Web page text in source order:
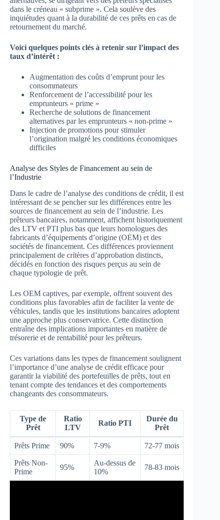
dans le créneau « subprime ». Cela soulève des
inquiétudes quant à la durabilité de ces prêts en cas de
retournement du marché.
Voici quelques points clés à retenir sur l’impact des
taux d’intérêt :
Augmentation des coûts d’emprunt pour les
consommateurs
Renforcement de l’accessibilité pour les
emprunteurs « prime »
Recherche de solutions de financement
alternatives par les emprunteurs « non-prime »
Injection de promotions pour stimuler
l’origination malgré les conditions économiques
difficiles
Analyse des Styles de Financement au sein de
l’Industrie
Dans le cadre de l’analyse des conditions de crédit, il est
intéressant de se pencher sur les différences entre les
sources de financement au sein de l’industrie. Les
prêteurs bancaires, notamment, affichent historiquement
des LTV et PTI plus bas que leurs homologues des
fabricants d’équipements d’origine (OEM) et des
sociétés de financement. Ces différences proviennent
principalement de critères d’approbation distincts,
décidés en fonction des risques perçus au sein de
chaque typologie de prêt.
Les OEM captives, par exemple, offrent souvent des
conditions plus favorables afin de faciliter la vente de
véhicules, tandis que les institutions bancaires adoptent
une approche plus conservatrice. Cette distinction
entraîne des implications importantes en matière de
trésorerie et de rentabilité pour les prêteurs.
Ces variations dans les types de financement soulignent
l’importance d’une analyse de crédit efficace pour
garantir la viabilité des portefeuilles de prêts, tout en
tenant compte des tendances et des comportements
changeants des consommateurs.
Type de
Prêt
Ratio
LTV
Ratio PTI
Durée du
Prêt
Prêts Prime 90% 7-9% 72-77 mois
Prêts Non-
Prime
95%
Au-dessus de
10%
78-83 mois